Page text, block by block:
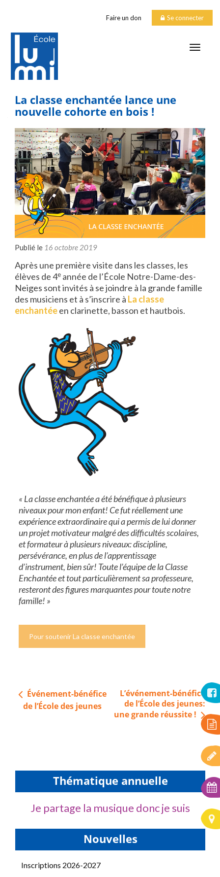
Faire un don Se connecter
La classe enchantée lance une
nouvelle cohorte en bois !
Publié le 16 octobre 2019
Après une première visite dans les classes, les
élèves de 4e année de l’École Notre-Dame-des-
Neiges sont invités à se joindre à la grande famille
des musiciens et à s’inscrire à La classe
enchantéeen clarinette, basson et hautbois.
« La classe enchantée a été bénéfique à plusieurs
niveaux pour mon enfant! Ce fut réellement une
expérience extraordinaire qui a permis de lui donner
un projet motivateur malgré des difficultés scolaires,
et formateur à plusieurs niveaux: discipline,
persévérance, en plus de l’apprentissage
d’instrument, bien sûr! Toute l’équipe de la Classe
Enchantée et tout particulièrement sa professeure,
resteront des figures marquantes pour toute notre
famille! »
Pour soutenir La classe enchantée
Navigation
de
Événement-bénéfice
de l’École des jeunes
L’événement-bénéfice
de l’École des jeunes:
une grande réussite !
Thématique annuelle
Je partage la musique donc je suis
Nouvelles
Inscriptions 2026-2027